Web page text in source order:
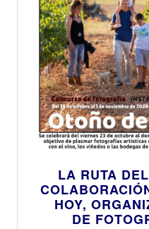
LA RUTA
HOY,
DE